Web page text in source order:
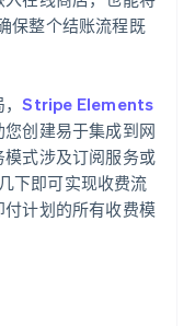
保整个结账流程既
，Stripe Elements
创建易于集成到网
式涉及订阅服务或
下即可实现收费流
计划的所有收费模